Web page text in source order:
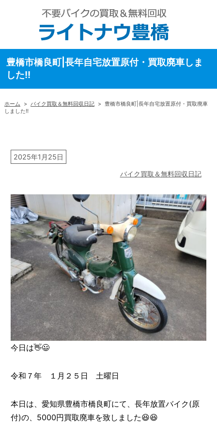
豊橋市橋良町|長年自宅放置原付・買取廃車しま
した!!
ホーム > バイク買取＆無料回収日記 > 豊橋市橋良町|長年自宅放置原付・買取廃車
しました!!
2025年1月25日
バイク買取＆無料回収日記
今日は👋😃
令和７年 １月２５日 土曜日
本日は、愛知県豊橋市橋良町にて、長年放置バイク(原
付)の、5000円買取廃車を致しました😆😆